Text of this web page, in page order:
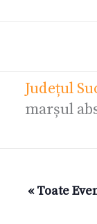
Județul
marșul
« Toate